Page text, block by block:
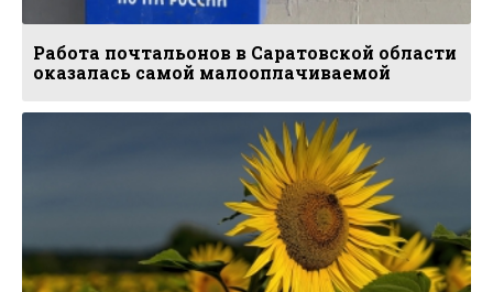
Работа почтальонов в Саратовской области
оказалась самой малооплачиваемой